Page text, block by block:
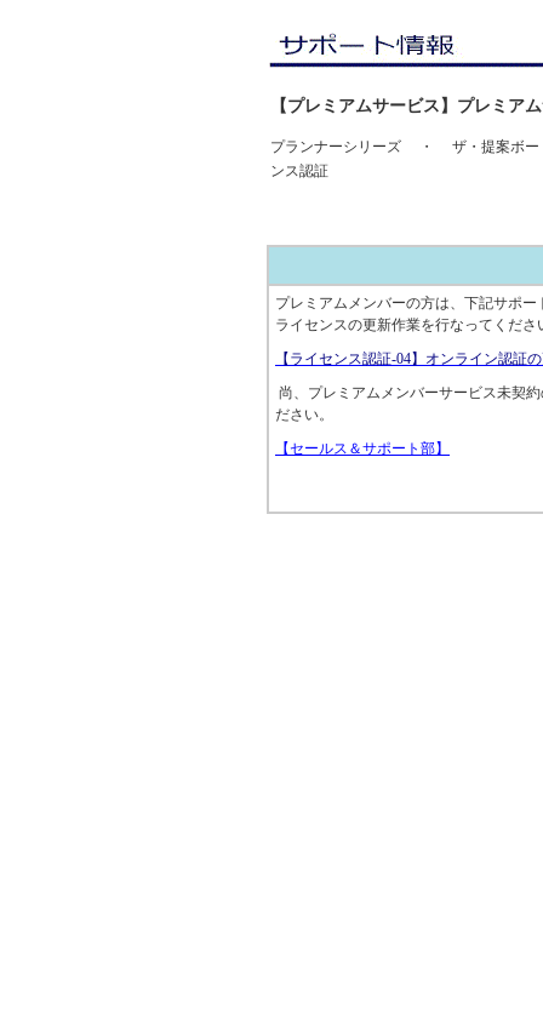
【プレミアムサービス】プレミア
プランナーシリーズ ・ ザ・提案ボ
ンス認証
プレミアムメンバーの方は、下記サポ
ライセンスの更新作業を行なってくだ
【ライセンス認証-04】オンライン認証
尚、プレミアムメンバーサービス未契
ださい。
【セールス＆サポート部】